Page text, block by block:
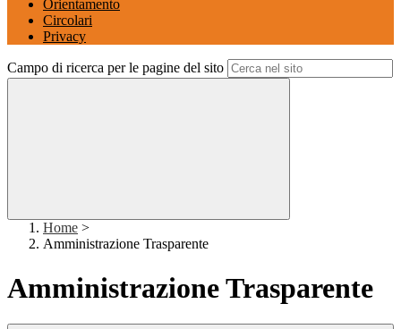
Orientamento
Circolari
Privacy
Campo di ricerca per le pagine del sito
Home >
Amministrazione Trasparente
Amministrazione Trasparente